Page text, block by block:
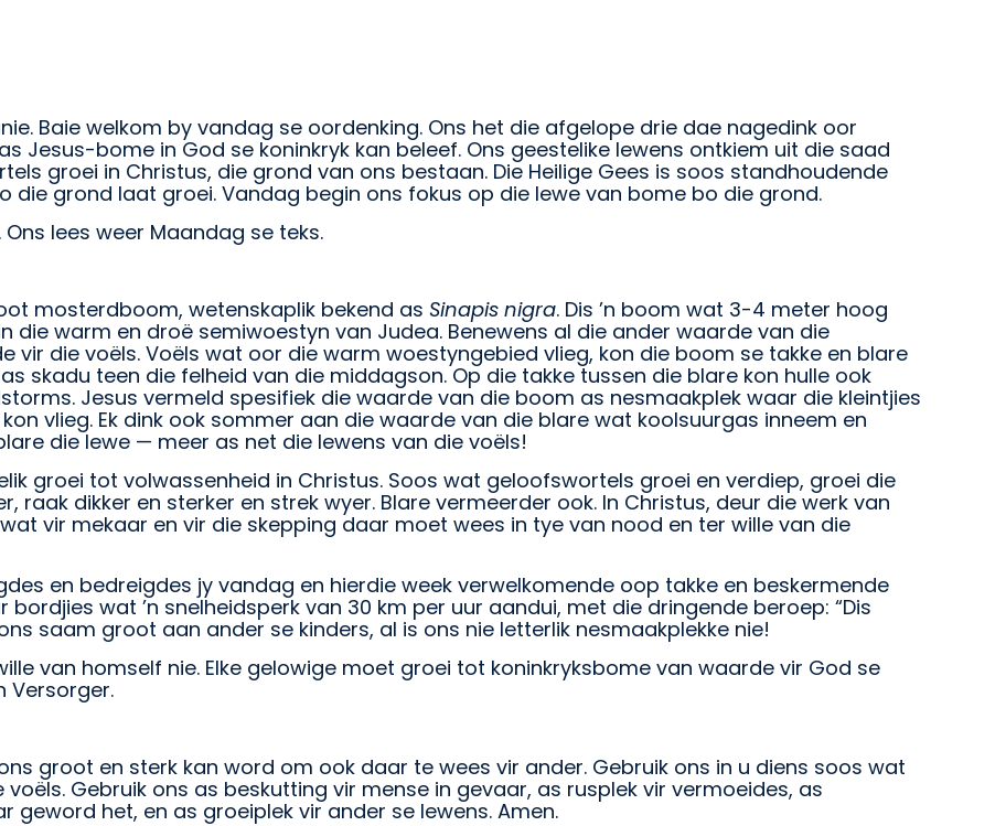
Baie welkom by vandag se oordenking. Ons het die afgelope drie dae nagedink oor
Jesus-bome in God se koninkryk kan beleef. Ons geestelike lewens ontkiem uit die saad
groei in Christus, die grond van ons bestaan. Die Heilige Gees is soos standhoudende
die grond laat groei. Vandag begin ons fokus op die lewe van bome bo die grond.
lees weer Maandag se teks.
mosterdboom, wetenskaplik bekend as Sinapis nigra. Dis ’n boom wat 3-4 meter hoog
die warm en droë semiwoestyn van Judea. Benewens al die ander waarde van die
die voëls. Voëls wat oor die warm woestyngebied vlieg, kon die boom se takke en blare
skadu teen die felheid van die middagson. Op die takke tussen die blare kon hulle ook
Jesus vermeld spesifiek die waarde van die boom as nesmaakplek waar die kleintjies
vlieg. Ek dink ook sommer aan die waarde van die blare wat koolsuurgas inneem en
die lewe — meer as net die lewens van die voëls!
groei tot volwassenheid in Christus. Soos wat geloofswortels groei en verdiep, groei die
raak dikker en sterker en strek wyer. Blare vermeerder ook. In Christus, deur die werk van
vir mekaar en vir die skepping daar moet wees in tye van nood en ter wille van die
en bedreigdes jy vandag en hierdie week verwelkomende oop takke en beskermende
wat ’n snelheidsperk van 30 km per uur aandui, met die dringende beroep: “Dis
saam groot aan ander se kinders, al is ons nie letterlik nesmaakplekke nie!
van homself nie. Elke gelowige moet groei tot koninkryksbome van waarde vir God se
Versorger.
groot en sterk kan word om ook daar te wees vir ander. Gebruik ons in u diens soos wat
Gebruik ons as beskutting vir mense in gevaar, as rusplek vir vermoeides, as
geword het, en as groeiplek vir ander se lewens. Amen.